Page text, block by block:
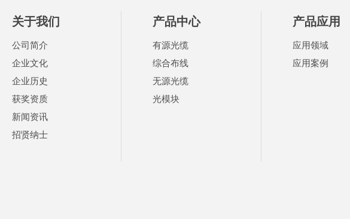
关于我们
公司简介
企业文化
企业历史
获奖资质
新闻资讯
招贤纳士
产品中心
有源光缆
综合布线
无源光缆
光模块
产品应用
应用领域
应用案例